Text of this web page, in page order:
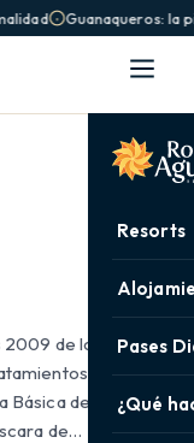
Guanaqueros: la
Resorts
Pases
¿Qué
de los
faciales.
de Limpieza
de…